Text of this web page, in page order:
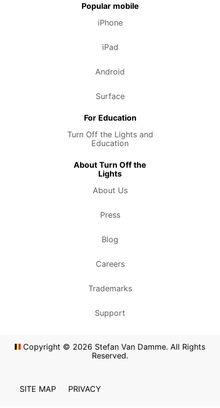
Popular mobile
iPhone
iPad
Android
Surface
For Education
Turn Off the Lights and
Education
About Turn Off the
Lights
About Us
Press
Blog
Careers
Trademarks
Support
Copyright © 2026 Stefan Van Damme. All Rights
Reserved.
SITE MAP PRIVACY